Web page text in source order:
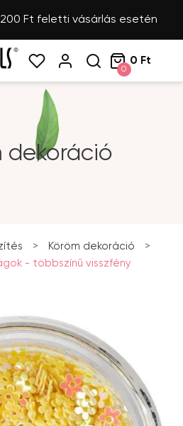
200 Ft feletti vásárlás esetén
0
0 Ft
dekoráció
> Köröm dekoráció
>
- többszínű visszfény